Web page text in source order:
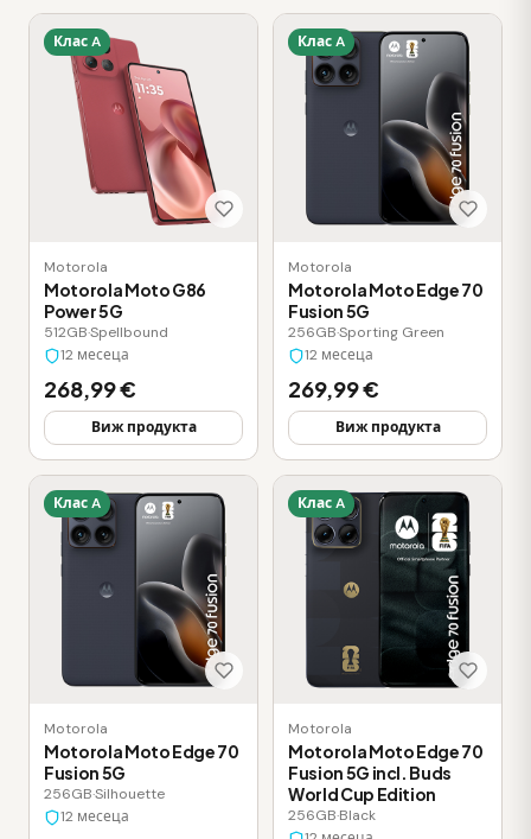
Клас A
Motorola
Motorola Moto G86
Power 5G
512GB·Spellbound
12 месеца
268,99 €
Виж продукта
Клас A
Motorola
Motorola Moto Edge 70
Fusion 5G
256GB·Sporting Green
12 месеца
269,99 €
Виж продукта
Клас A
Motorola
Motorola Moto Edge 70
Fusion 5G
256GB·Silhouette
12 месеца
Клас A
Motorola
Motorola Moto Edge 70
Fusion 5G incl. Buds
World Cup Edition
256GB·Black